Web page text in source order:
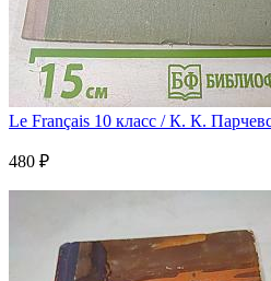
Le Français 10 класс / К. К.
480 ₽